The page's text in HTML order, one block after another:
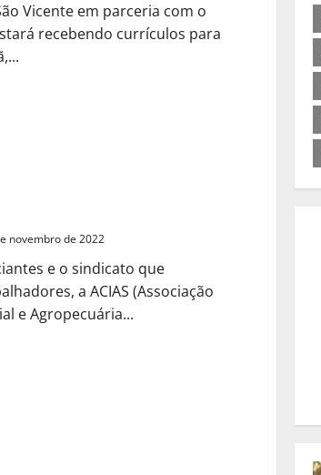
Vicente em parceria com o
recebendo currículos para
novembro de 2022
e o sindicato que
a ACIAS (Associação
e Agropecuária...